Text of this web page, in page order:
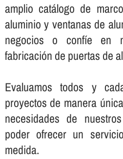
amplio catálogo de
aluminio y ventanas de
negocios o confí­e en
fabricación de puertas de
Evaluamos todos y
proyectos de manera
necesidades de
poder ofrecer un
medida.